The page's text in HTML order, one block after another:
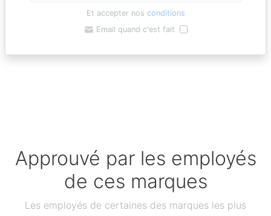
Et accepter nos conditions
Email quand c'est fait
Approuvé par les employés
de ces marques
Les employés de certaines des marques les plus